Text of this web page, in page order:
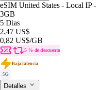
eSIM United States - Local IP
3GB
5 Dias
2,47 US$
0,82 US$/GB
5 % de descuento
Baja latencia
5G
Detalles